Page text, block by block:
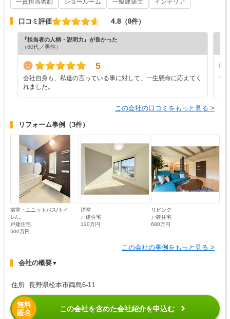
一貫担当者制 ショールーム 一級建築士 インテリア
口コミ評価 4.8 （8件）
『担当者の人柄・説明力』が良かった
（60代／男性）
5
会社自身も、私達の言っている事に対して、一生懸命に応えてく
れました。
ち
この会社の口コミをもっと見る >
リフォーム事例 （3件）
浴室・ユニットバス/トイ
レ/...
戸建住宅
500万円
洋室
戸建住宅
120万円
リビング
戸建住宅
680万円
この会社の事例をもっと見る >
会社の概要▼
住所 長野県松本市両島6-11
無料
匿名
この会社を含めた会社紹介を申込む